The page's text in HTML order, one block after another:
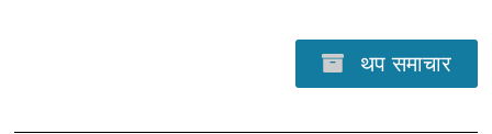
थप समाचार